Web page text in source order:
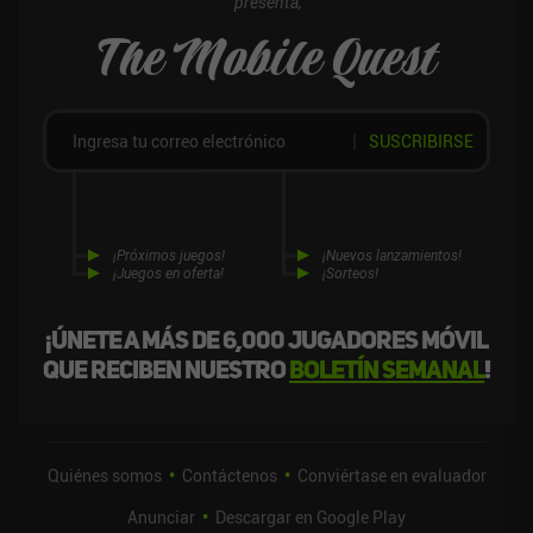
The Mobile Quest
¡Únete a más de 6,000 jugadores móvil
que reciben nuestroboletín semanal!
¡Próximos juegos!
¡Juegos en oferta!
¡Nuevos lanzamientos!
¡Sorteos!
SUSCRIBIRSE
Quiénes somos Contáctenos
Conviértase en evaluador
Anunciar
Descargar en Google Play